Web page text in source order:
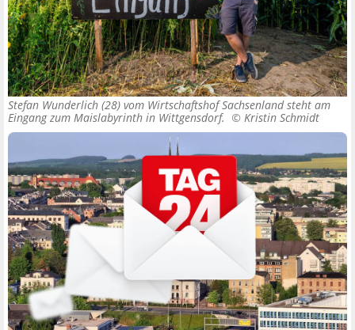
Stefan Wunderlich (28) vom Wirtschaftshof Sachsenland steht am
Eingang zum Maislabyrinth in Wittgensdorf. © Kristin Schmidt